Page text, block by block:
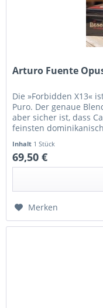
Arturo Fuente
Die »Forbidden X13«
Puro. Der genaue
aber sicher ist, dass
feinsten
Inhalt 1 Stück
69,50 €
Merken